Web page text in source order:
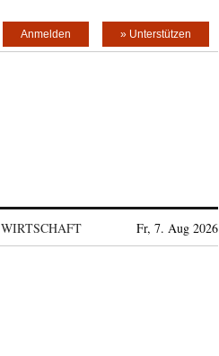
» Unterstützen
Anmelden
WIRTSCHAFT Fr, 7. Aug 2026